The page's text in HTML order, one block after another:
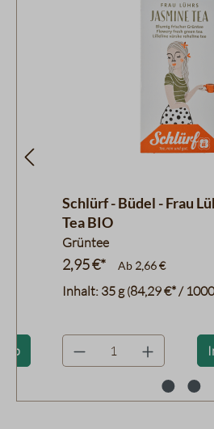
Schlürf - Büdel - Frau
Tea BIO
Grüntee
Inhalt: 35 g(84,29 €* /
2,95 €* Ab 2,66 €
product.quantityLabel